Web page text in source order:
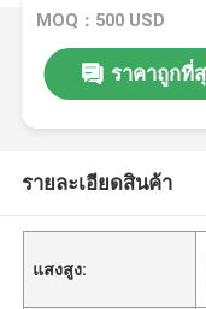
MOQ：500 USD
ราคาถูกที่
รายละเอียดสินค้า
แสงสูง: